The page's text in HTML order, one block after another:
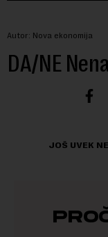
Autor: Nova ekonomija
DA/NE
JOŠ UVEK